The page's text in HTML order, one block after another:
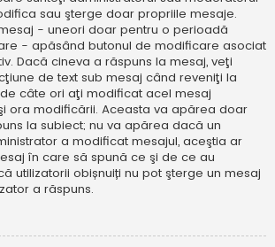
sau şterge doar propriile mesaje.
- uneori doar pentru o perioadă
- apăsând butonul de modificare asociat
Dacă cineva a răspuns la mesaj, veţi
de text sub mesaj când reveniţi la
câte ori aţi modificat acel mesaj
ora modificării. Aceasta va apărea doar
la subiect; nu va apărea dacă un
a modificat mesajul, aceştia ar
în care să spună ce şi de ce au
utilizatorii obișnuiți nu pot şterge un mesaj
a răspuns.